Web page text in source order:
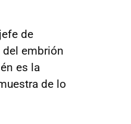
de
embrión
es la
de lo